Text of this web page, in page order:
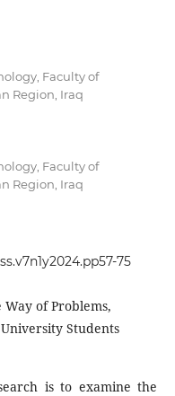
Faculty of
Region, Iraq
Faculty of
Region, Iraq
75
Way of Problems,
Students
is to examine the